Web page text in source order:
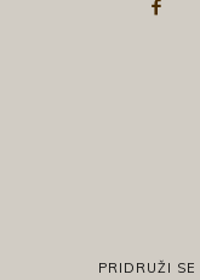
PRIDRUŽI